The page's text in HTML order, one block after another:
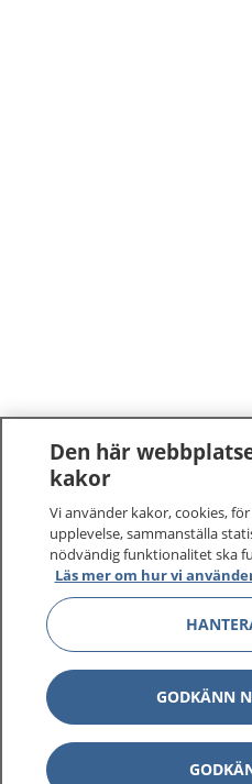
1177–tryggt om
På 1177.se får du råd om
sjukdomar och vilka
Logga in för att läsa din
vårdärenden. Ring
sjukvårdsrådgivning
1177 ger dig råd när du
Den här
kakor
Vi använder kakor, cookies,
upplevelse, sammanställa
nödvändig funktionalitet ska
Läs mer om hur vi
GODKÄNN